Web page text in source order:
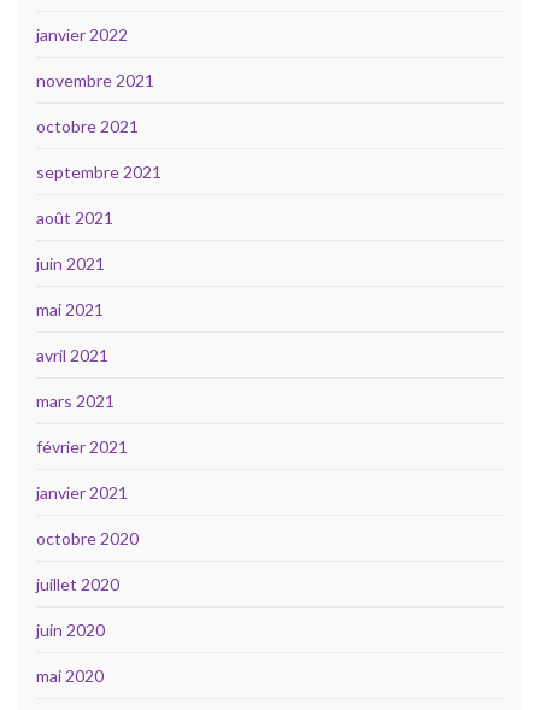
janvier 2022
novembre 2021
octobre 2021
septembre 2021
août 2021
juin 2021
mai 2021
avril 2021
mars 2021
février 2021
janvier 2021
octobre 2020
juillet 2020
juin 2020
mai 2020